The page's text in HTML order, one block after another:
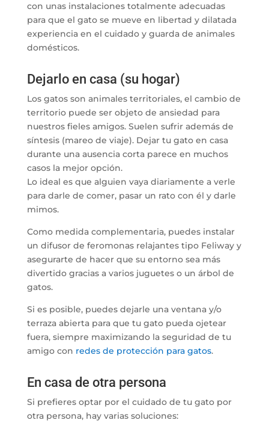
con unas instalaciones totalmente adecuadas
para que el gato se mueve en libertad y dilatada
experiencia en el cuidado y guarda de animales
domésticos.
Dejarlo en casa (su hogar)
Los gatos son animales territoriales, el cambio de
territorio puede ser objeto de ansiedad para
nuestros fieles amigos. Suelen sufrir además de
síntesis (mareo de viaje). Dejar tu gato en casa
durante una ausencia corta parece en muchos
casos la mejor opción.
Lo ideal es que alguien vaya diariamente a verle
para darle de comer, pasar un rato con él y darle
mimos.
Como medida complementaria, puedes instalar
un difusor de feromonas relajantes tipo Feliway y
asegurarte de hacer que su entorno sea más
divertido gracias a varios juguetes o un árbol de
gatos.
Si es posible, puedes dejarle una ventana y/o
terraza abierta para que tu gato pueda ojetear
fuera, siempre maximizando la seguridad de tu
amigo con redes de protección para gatos.
En casa de otra persona
Si prefieres optar por el cuidado de tu gato por
otra persona, hay varias soluciones: